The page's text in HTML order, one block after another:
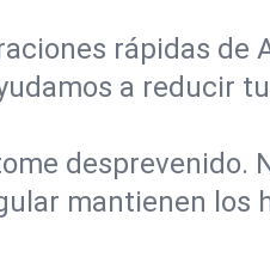
rápidas de
a reducir
desprevenido.
mantienen los